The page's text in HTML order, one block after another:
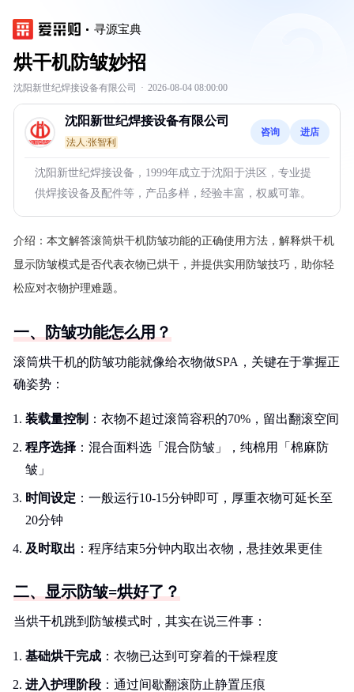
寻源宝典
烘干机防皱妙招
沈阳新世纪焊接设备有限公司 · 2026-08-04 08:00:00
沈阳新世纪焊接设备有限公司
法人:张智利
咨询 进店
沈阳新世纪焊接设备，1999年成立于沈阳于洪区，专业提
供焊接设备及配件等，产品多样，经验丰富，权威可靠。
介绍： 本文解答滚筒烘干机防皱功能的正确使用方法，解释烘干机
显示防皱模式是否代表衣物已烘干，并提供实用防皱技巧，助你轻
松应对衣物护理难题。
一、防皱功能怎么用？
滚筒烘干机的防皱功能就像给衣物做SPA，关键在于掌握正
确姿势：
装载量控制 ：衣物不超过滚筒容积的70%，留出翻滚空间
程序选择 ：混合面料选「混合防皱」，纯棉用「棉麻防
皱」
时间设定 ：一般运行10-15分钟即可，厚重衣物可延长至
20分钟
及时取出 ：程序结束5分钟内取出衣物，悬挂效果更佳
二、显示防皱=烘好了？
当烘干机跳到防皱模式时，其实在说三件事：
基础烘干完成 ：衣物已达到可穿着的干燥程度
进入护理阶段 ：通过间歇翻滚防止静置压痕